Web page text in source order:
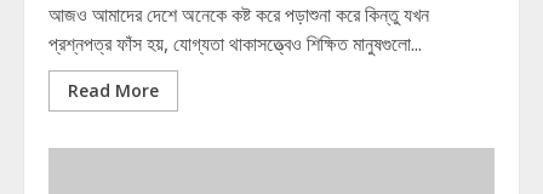
আজও আমাদের দেশে অনেকে কষ্ট করে পড়াশুনা করে কিন্তু যখন
প্রশ্নপত্র ফাঁস হয়, যোগ্যতা থাকাসত্ত্বেও শিক্ষিত মানুষগুলো...
Read More